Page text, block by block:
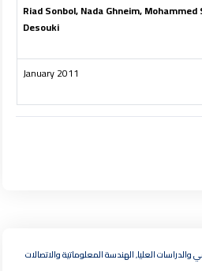
Riad Sonbol, Nada Ghneim, Mohammed
Desouki
January 2011
والدراسات العليا, الهندسة المعلوماتية والاتصالات